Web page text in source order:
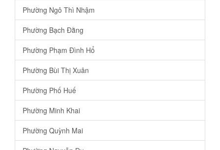
Phường Ngô Thì Nhậm
Phường Bạch Đằng
Phường Phạm Đình Hổ
Phường Bùi Thị Xuân
Phường Phố Huế
Phường Minh Khai
Phường Quỳnh Mai